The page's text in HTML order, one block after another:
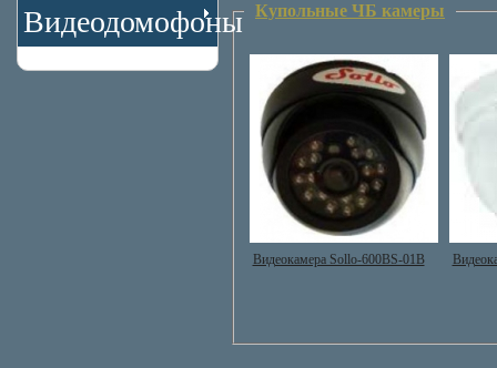
Видеодомофоны
Купольные ЧБ камеры
Видеокамера Sollo-600BS-01B